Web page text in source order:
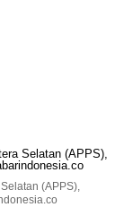
(APPS),